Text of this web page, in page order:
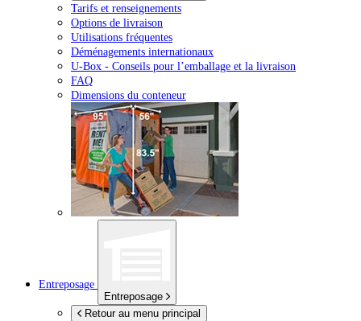
Tarifs et renseignements
Options de livraison
Utilisations fréquentes
Déménagements internationaux
U-Box - Conseils pour l’emballage et la livraison
FAQ
Dimensions du conteneur
Entreposage
Entreposage
Retour au menu principal